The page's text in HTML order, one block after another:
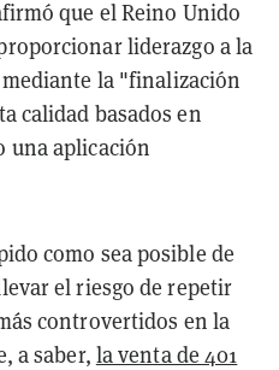
que el Reino Unido
liderazgo a la
la "finalización
calidad basados en
una aplicación
como sea posible de
el riesgo de repetir
controvertidos en la
a saber, la venta de 401